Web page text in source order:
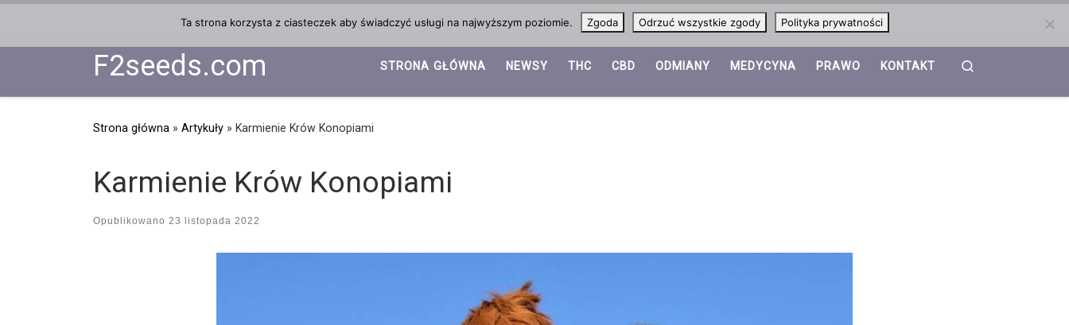
F2seeds.com STRONA GŁÓWNA NEWSY THC CBD ODMIANY MEDYCYNA PRAWO KONTAKT
Strona główna » Artykuły » Karmienie Krów Konopiami
Karmienie Krów Konopiami
Opublikowano 23 listopada 2022
Ta strona korzysta z ciasteczek aby świadczyć usługi na najwyższym poziomie. Zgoda Odrzuć wszystkie zgody Polityka prywatności